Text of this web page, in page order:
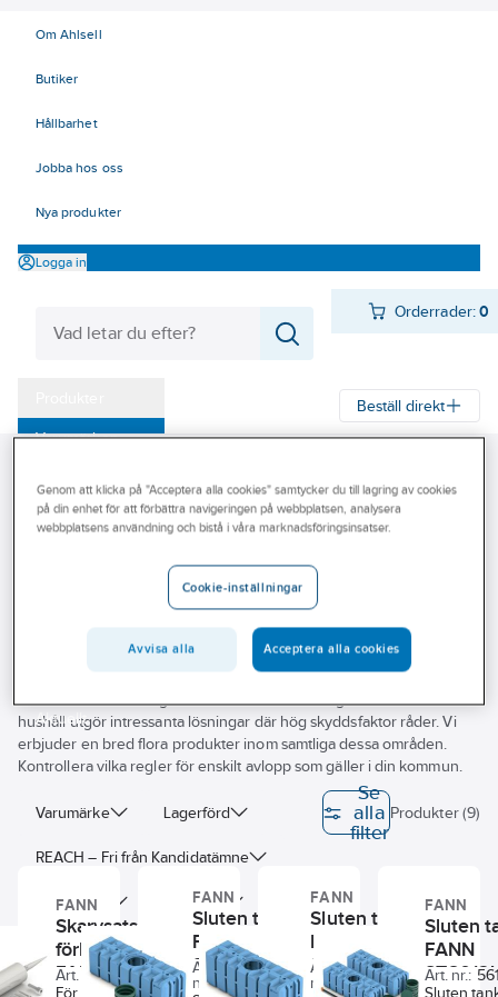
Om Ahlsell
Butiker
Hållbarhet
Jobba hos oss
Nya produkter
Logga in
Orderrader:0
Varumärken
Outlet
Aktuellt
Beställ direkt
Fann
Enskilt avlopp är avloppslösningen i områden som inte har
kommunalt avlopp. Slutna tankar och slamavskiljare med infiltration
hushåll utgör intressanta lösningar där hög skyddsfaktor råder. Vi
erbjuder en bred flora produkter inom samtliga dessa områden.
Kontrollera vilka regler för enskilt avlopp som gäller i din kommun.
Varumärke Lagerförd
REACH – Fri från Kandidatämne
Volymklass Våtvolym
Materialkvalitet brunn
Utvändig rördiameter alla
Se
alla
filter
Produkter (9)
FANN
Skarvsats för
förhöjningsstos,
FANN
Art. nr.: 5618209
För skarvning av
FANN
Sluten tank,
FANN
ST3006L
Art.
nr.:
5619616
FANN
Sluten tank,
FANN
ST4000L
Art.
nr.:
5619478
FANN
Sluten
FANN
Art. nr.:
Sluten
Genom att klicka på "Acceptera alla cookies" samtycker du till lagring av cookies
på din enhet för att förbättra navigeringen på webbplatsen, analysera
webbplatsens användning och bistå i våra marknadsföringsinsatser.
Cookie-inställningar
Avvisa alla Acceptera alla cookies